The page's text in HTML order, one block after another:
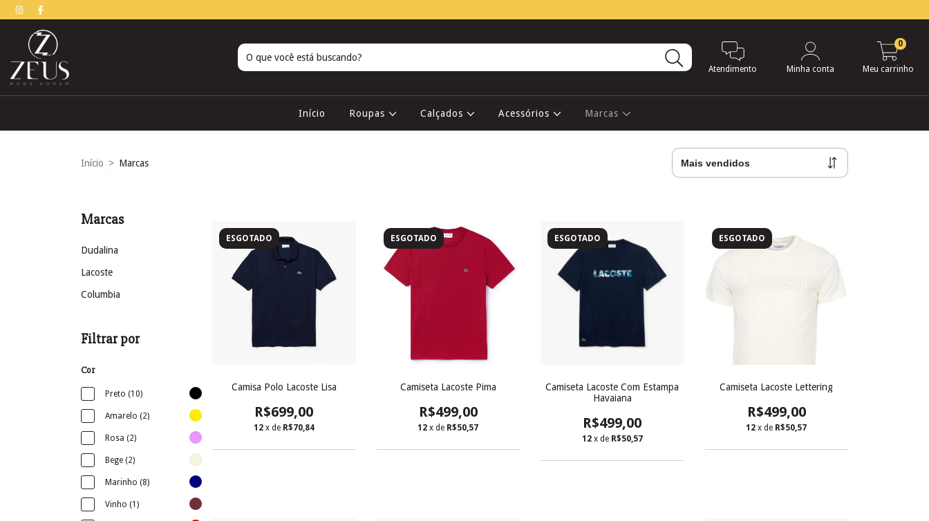
Atendimento Minha conta Meu carrinho
0
Início Roupas Calçados Acessórios Marcas
Início > Marcas
Marcas
Dudalina
Lacoste
Columbia
Filtrar por
Cor
Preto (10)
Amarelo (2)
Rosa (2)
Bege (2)
Marinho (8)
Vinho (1)
ESGOTADO
Camisa Polo Lacoste Lisa
R$699,00
12 x de R$70,84
ESGOTADO
Camiseta Lacoste Pima
R$499,00
12 x de R$50,57
ESGOTADO
Camiseta Lacoste Com Estampa
Havaiana
R$499,00
12 x de R$50,57
ESGOTADO
Camiseta Lacoste Lettering
R$499,00
12 x de R$50,57